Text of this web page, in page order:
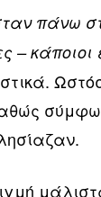
πάνω
–